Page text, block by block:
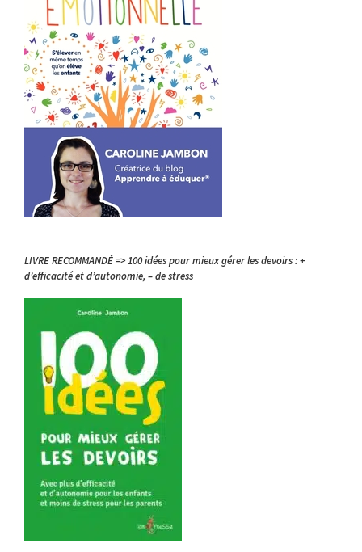
LIVRE RECOMMANDÉ => 100 idées pour mieux gérer les devoirs : +
d’efficacité et d’autonomie, – de stress